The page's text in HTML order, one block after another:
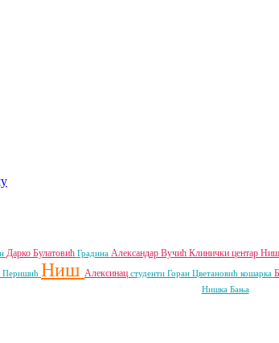
Дарко Булатовић Градина Александар Вучић Клинички центар Ниш
Перишић Ниш Алексинац студенти Горан Цветановић кошарка
Нишка Бања